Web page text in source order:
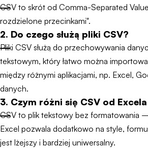
CSV to skrót od Comma-Separated
rozdzielone przecinkami".
2. Do czego służą pliki CSV?
Pliki CSV służą do przechowywania
tekstowym, który łatwo można
między różnymi aplikacjami, np. Excel,
danych.
3. Czym różni się CSV od
CSV to plik tekstowy bez formatowania
Excel pozwala dodatkowo na style,
jest lżejszy i bardziej uniwersalny.